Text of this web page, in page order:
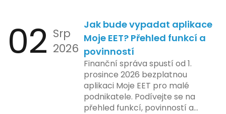
02 Srp
2026
Jak bude vypadat aplikace
Moje EET? Přehled funkcí a
povinností
Finanční správa spustí od 1.
prosince 2026 bezplatnou
aplikaci Moje EET pro malé
podnikatele. Podívejte se na
přehled funkcí, povinností a